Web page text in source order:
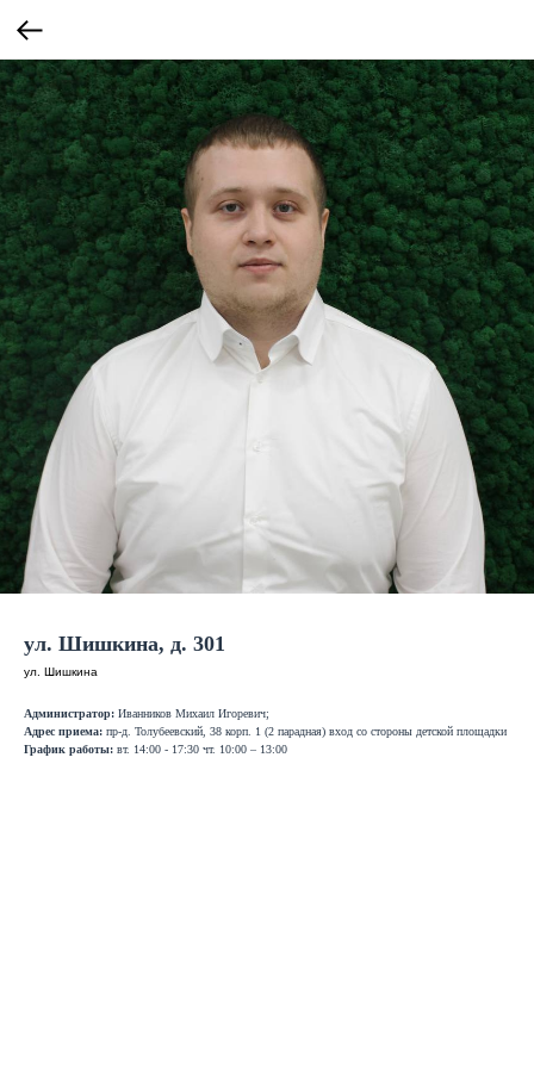
ул. Шишкина, д. 301
ул. Шишкина
Администратор: Иванников Михаил Игоревич;
Адрес приема: пр-д. Толубеевский, 38 корп. 1 (2 парадная) вход со стороны детской площадки
График работы: вт. 14:00 - 17:30 чт. 10:00 – 13:00